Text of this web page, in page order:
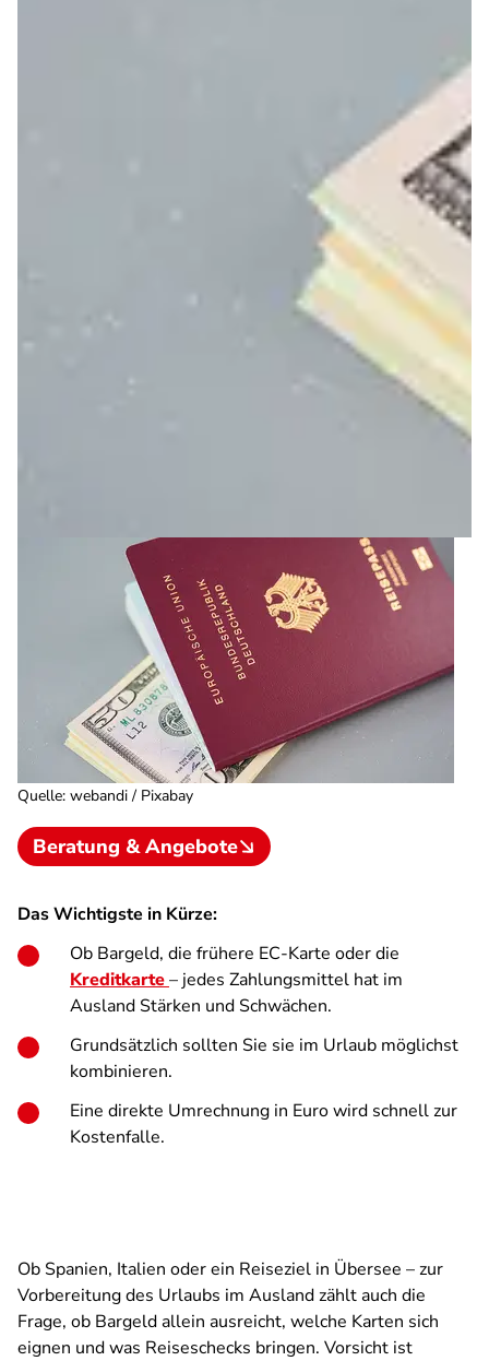
Quelle: webandi / Pixabay
Beratung & Angebote
Das Wichtigste in Kürze:
Ob Bargeld, die frühere EC-Karte oder die
Kreditkarte– jedes Zahlungsmittel hat im
Ausland Stärken und Schwächen.
Grundsätzlich sollten Sie sie im Urlaub möglichst
kombinieren.
Eine direkte Umrechnung in Euro wird schnell zur
Kostenfalle.
Ob Spanien, Italien oder ein Reiseziel in Übersee – zur
Vorbereitung des Urlaubs im Ausland zählt auch die
Frage, ob Bargeld allein ausreicht, welche Karten sich
eignen und was Reiseschecks bringen. Vorsicht ist